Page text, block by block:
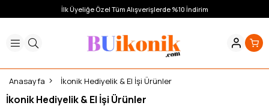
İlk Üyeliğe Özel Tüm Alışverişlerde %10 İndirim
Anasayfa İkonik Hediyelik & El İşi Ürünler
İkonik Hediyelik & El İşi Ürünler